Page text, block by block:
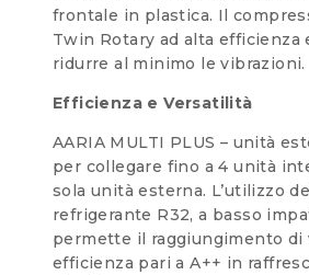
frontale in plastica. Il
Twin Rotary ad alta efficienza
ridurre al minimo le vibrazioni.
Efficienza e Versatilità
AARIA MULTI PLUS – unità
per collegare fino a 4 unità
sola unità esterna. L’utilizzo
refrigerante R32, a basso
permette il raggiungimento di
efficienza pari a A++ in